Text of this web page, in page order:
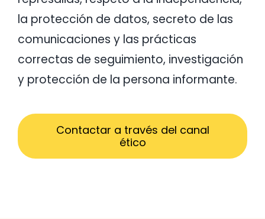
la protección de datos, secreto de las
comunicaciones y las prácticas
correctas de seguimiento, investigación
y protección de la persona informante.
Contactar a través del canal
ético